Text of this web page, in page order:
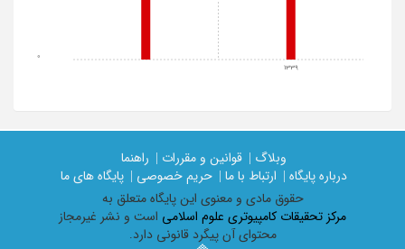
1339
0
وبلاگ | قوانین و مقررات |
راهنما
درباره پایگاه |
ارتباط با ما | حریم خصوصی |
پایگاه های ما
حقوق مادی و معنوی اين پايگاه متعلق به
مرکز تحقیقات کامپیوتری علوم اسلامی است و نشر غیرمجاز
محتوای آن پیگرد قانونی دارد.